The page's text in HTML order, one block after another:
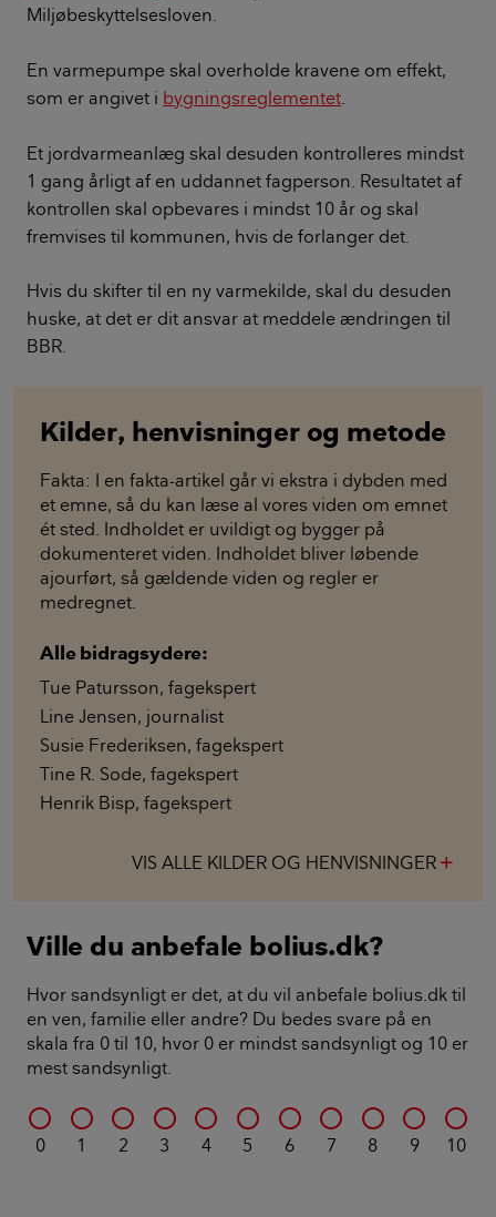
Miljøbeskyttelsesloven.
En varmepumpe skal overholde kravene om effekt,
som er angivet i bygningsreglementet.
Et jordvarmeanlæg skal desuden kontrolleres mindst
1 gang årligt af en uddannet fagperson. Resultatet af
kontrollen skal opbevares i mindst 10 år og skal
fremvises til kommunen, hvis de forlanger det.
Hvis du skifter til en ny varmekilde, skal du desuden
huske, at det er dit ansvar at meddele ændringen til
BBR.
Kilder, henvisninger og metode
Fakta: I en fakta-artikel går vi ekstra i dybden med
et emne, så du kan læse al vores viden om emnet
ét sted. Indholdet er uvildigt og bygger på
dokumenteret viden. Indholdet bliver løbende
ajourført, så gældende viden og regler er
medregnet.
Alle bidragsydere:
Tue Patursson, fagekspert
Line Jensen, journalist
Susie Frederiksen, fagekspert
Tine R. Sode, fagekspert
Henrik Bisp, fagekspert
VIS ALLE KILDER OG HENVISNINGER
Ville du anbefale bolius.dk?
Hvor sandsynligt er det, at du vil anbefale bolius.dk til
en ven, familie eller andre? Du bedes svare på en
skala fra 0 til 10, hvor 0 er mindst sandsynligt og 10 er
mest sandsynligt.
0 1 2 3 4 5 6 7 8 9 10